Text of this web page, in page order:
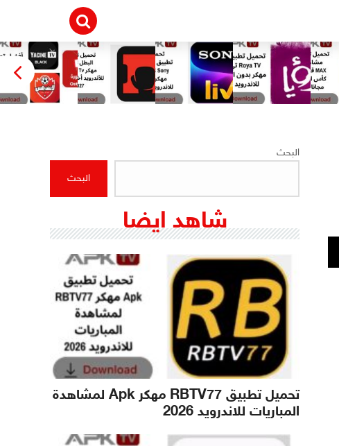
البحث
البحث
شاهد ايضا
تحميل تطبيق RBTV77 مهكر Apk لمشاهدة
المباريات للاندرويد 2026